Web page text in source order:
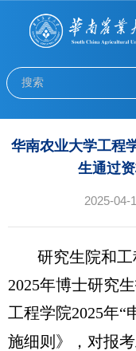
华南农业大学工程
生通过
2025-04-
研究生院和
2025年博士研究
工程学院2025年“
施细则》，对报